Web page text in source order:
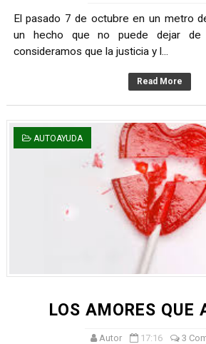
El pasado 7 de octubre en un metro
un hecho que no puede dejar de
consideramos que la justicia y l...
Read More
AUTOAYUDA
LOS AMORES QUE
Autor 17:16 3